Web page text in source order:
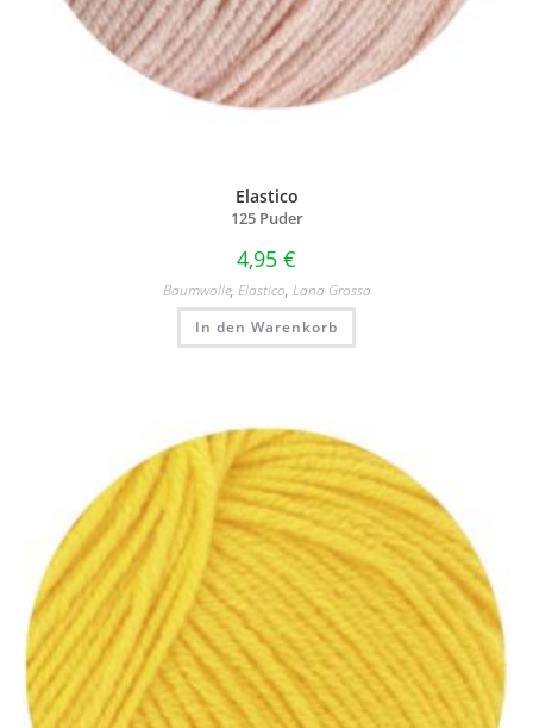
Elastico
125 Puder
4,95 €
Baumwolle, Elastico, Lana Grossa
In den Warenkorb